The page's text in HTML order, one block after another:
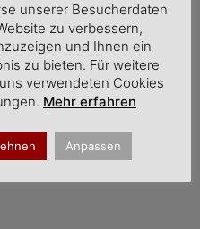
der Adrikaküste
und urige Dörfer
unserer Besucherdaten
zu verbessern,
und Ihnen ein
zu bieten. Für weitere
verwendeten Cookies
Mehr erfahren
Anpassen